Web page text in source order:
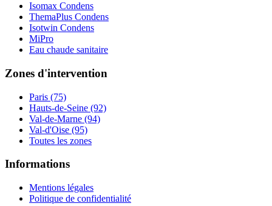
Isomax Condens
ThemaPlus Condens
Isotwin Condens
MiPro
Eau chaude sanitaire
Zones d'intervention
Paris (75)
Hauts-de-Seine (92)
Val-de-Marne (94)
Val-d'Oise (95)
Toutes les zones
Informations
Mentions légales
Politique de confidentialité